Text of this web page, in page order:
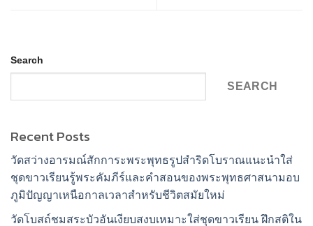
Search
SEARCH
Recent Posts
วัดสว่างอารมณ์สักการะพระพุทธรูปสำริดโบราณแนะนำใส่
ชุดขาวเรียนรู้พระคัมภีร์และคำสอนของพระพุทธศาสนามอบ
ภูมิปัญญาเหนือกาลเวลาสำหรับชีวิตสมัยใหม่
วัดโบสถ์ชมสระบัวอันเงียบสงบเหมาะใส่ชุดขาวเรียน ฝึกสติใน